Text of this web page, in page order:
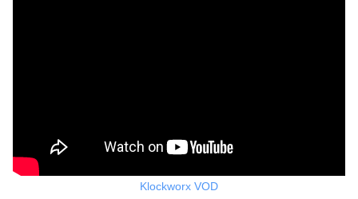
Klockworx VOD